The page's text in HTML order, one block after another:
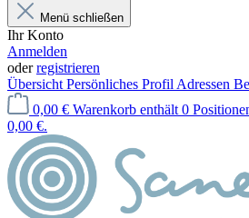
Menü schließen
Ihr Konto
Anmelden
oderregistrieren
Übersicht Persönliches Profil Adressen
0,00 € Warenkorb enthält 0
0,00 €.